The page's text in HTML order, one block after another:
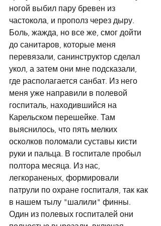
ногой выбил пару бревен из
частокола, и прополз через дыру.
Боль, жажда, но все же, смог дойти
до санитаров, которые меня
перевязали, санинструктор сделал
укол, а затем они мне подсказали,
где располагается санбат. Из него
меня уже направили в полевой
госпиталь, находившийся на
Карельском перешейке. Там
выяснилось, что пять мелких
осколков поломали суставы кисти
руки и пальца. В госпитале пробыл
полтора месяца. Из нас,
легкораненых, формировали
патрули по охране госпиталя, так как
в нашем тылу "шалили" финны.
Один из полевых госпиталей они